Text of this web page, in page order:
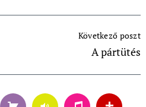
Következő poszt
A pártütés